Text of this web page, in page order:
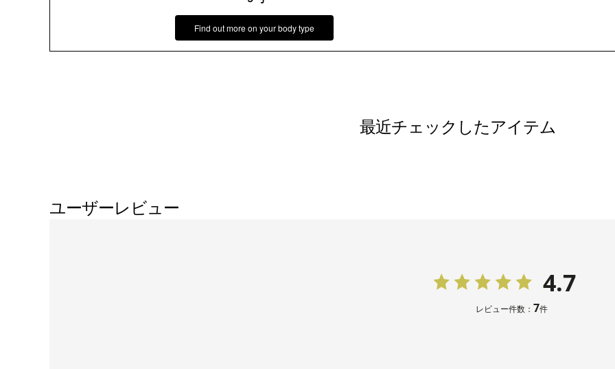
Find out more on your body type
最近チェックしたアイテム
ユーザーレビュー
4.7
レビュー件数： 7件